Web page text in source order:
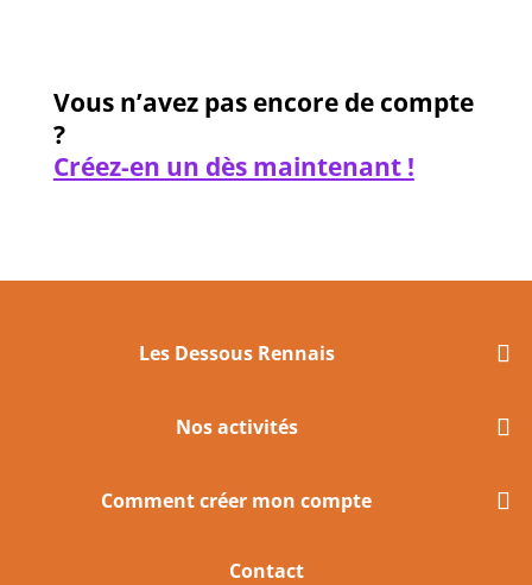
Vous n’avez pas encore de compte
?
Créez-en un dès maintenant !
Les Dessous Rennais
Nos activités
Comment créer mon compte
Contact